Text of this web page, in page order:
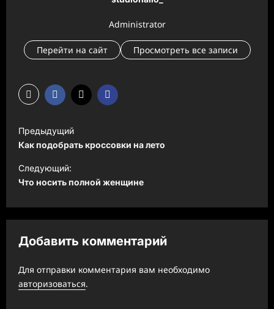
Administrator
Перейти на сайт Просмотреть все записи
а
в
и
а
ц
я
з
Предыдущий
Как подобрать кроссовки на лето
Следующий:
Что носить полной женщине
Добавить комментарий
Для отправки комментария вам необходимо
авторизоваться.